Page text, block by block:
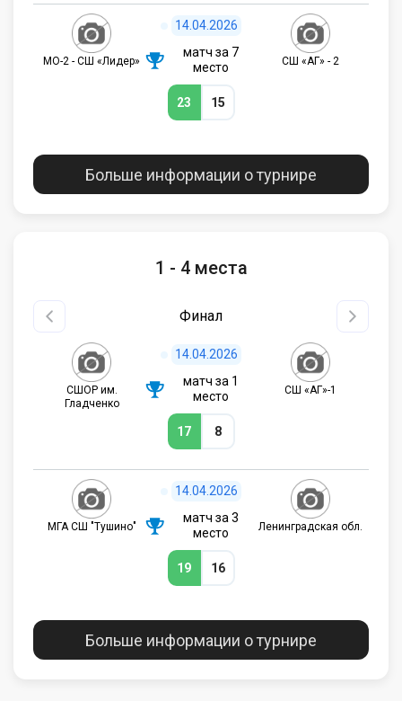
МО-2 - СШ «Лидер»
14.04.2026
матч за 7
место
23 15
СШ «АГ» - 2
Больше информации о турнире
1 - 4 места
Финал
СШОР им.
Гладченко
14.04.2026
матч за 1
место
17 8
СШ «АГ»-1
МГА СШ "Тушино"
14.04.2026
матч за 3
место
19 16
Ленинградская обл.
Больше информации о турнире